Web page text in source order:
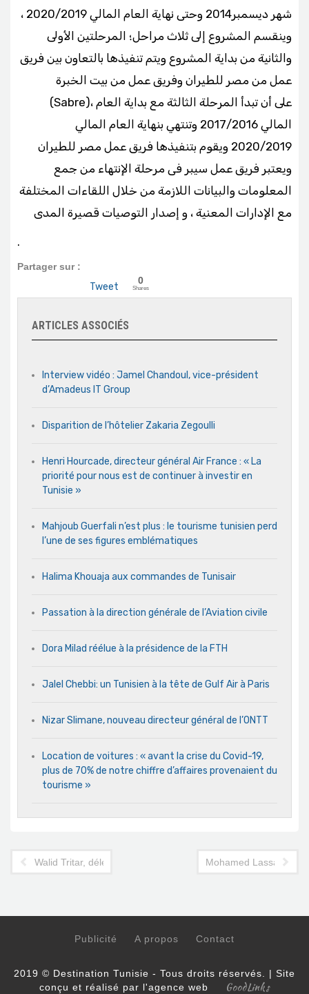
شهر ديسمبر2014 وحتى نهاية العام المالي 2020/2019 ،
وينقسم المشروع إلى ثلاث مراحل؛ المرحلتين الأولى
والثانية من بداية المشروع ويتم تنفيذها بالتعاون بين فريق
عمل من مصر للطيران وفريق عمل من بيت الخبرة
(Sabre)، على أن تبدأ المرحلة الثالثة مع بداية العام
المالي 2017/2016 وتنتهي بنهاية العام المالي
2020/2019 ويقوم بتنفيذها فريق عمل مصر للطيران
ويعتبر فريق عمل سيبر فى مرحلة الإنتهاء من جمع
المعلومات والبيانات اللازمة من خلال اللقاءات المختلفة
مع الإدارات المعنية ، و إصدار التوصيات قصيرة المدى
.
Partager sur :
Tweet
0
Shares
ARTICLES ASSOCIÉS
Interview vidéo : Jamel Chandoul, vice-président
d’Amadeus IT Group
Disparition de l’hôtelier Zakaria Zegoulli
Henri Hourcade, directeur général Air France : « La
priorité pour nous est de continuer à investir en
Tunisie »
Mahjoub Guerfali n’est plus : le tourisme tunisien perd
l’une de ses figures emblématiques
Halima Khouaja aux commandes de Tunisair
Passation à la direction générale de l’Aviation civile
Dora Milad réélue à la présidence de la FTH
Jalel Chebbi: un Tunisien à la tête de Gulf Air à Paris
Nizar Slimane, nouveau directeur général de l’ONTT
Location de voitures : « avant la crise du Covid-19,
plus de 70% de notre chiffre d’affaires provenaient du
tourisme »
Walid Tritar, délégué général du T.O Blue Style pour la
Mohamed Lassaâd
Publicité A propos Contact
2019 © Destination Tunisie - Tous droits réservés. | Site
conçu et réalisé par l'agence web
GoodLinks